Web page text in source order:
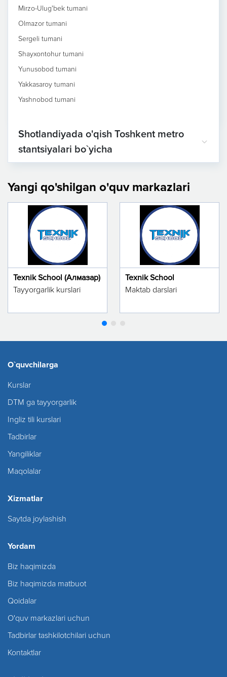
Mirzo-Ulug'bek tumani
Olmazor tumani
Sergeli tumani
Shayxontohur tumani
Yunusobod tumani
Yakkasaroy tumani
Yashnobod tumani
Shotlandiyada o'qish Toshkent metro
stantsiyalari bo`yicha
Yangi qo'shilgan o'quv markazlari
Texnik School (Алмазар)
Tayyorgarlik kurslari
Texnik School
Maktab darslari
O`quvchilarga
Kurslar
DTM ga tayyorgarlik
Ingliz tili kurslari
Tadbirlar
Yangiliklar
Maqolalar
Xizmatlar
Saytda joylashish
Yordam
Biz haqimizda
Biz haqimizda matbuot
Qoidalar
O'quv markazlari uchun
Tadbirlar tashkilotchilari uchun
Kontaktlar